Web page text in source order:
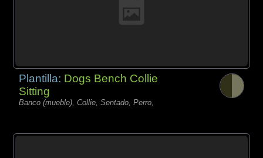
Plantilla: Dogs Bench Collie
Sitting
Banco (mueble), Collie, Sentado, Perro,